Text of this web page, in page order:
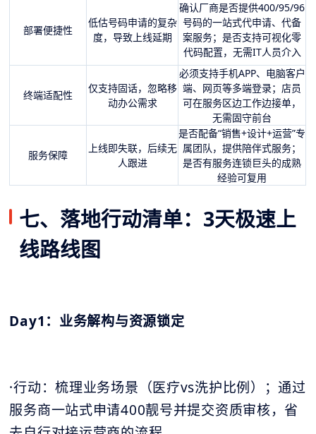
部署便捷性
低估号码申请的复杂
度，导致上线延期
确认厂商是否提供400/95/96
号码的一站式代申请、代备
案服务；是否支持可视化零
代码配置，无需IT人员介入
终端适配性
仅支持固话，忽略移
动办公需求
必须支持手机APP、电脑客户
端、网页等多端登录；店员
可在服务区边工作边接单，
无需固守前台
服务保障
上线即失联，后续无
人跟进
是否配备“销售+设计+运营”专
属团队，提供陪伴式服务；
是否有服务连锁巨头的成熟
经验可复用
七、落地行动清单：3天极速上
线路线图
Day1：业务解构与资源锁定
·行动：梳理业务场景（医疗vs洗护比例）；通过
服务商一站式申请400靓号并提交资质审核，省